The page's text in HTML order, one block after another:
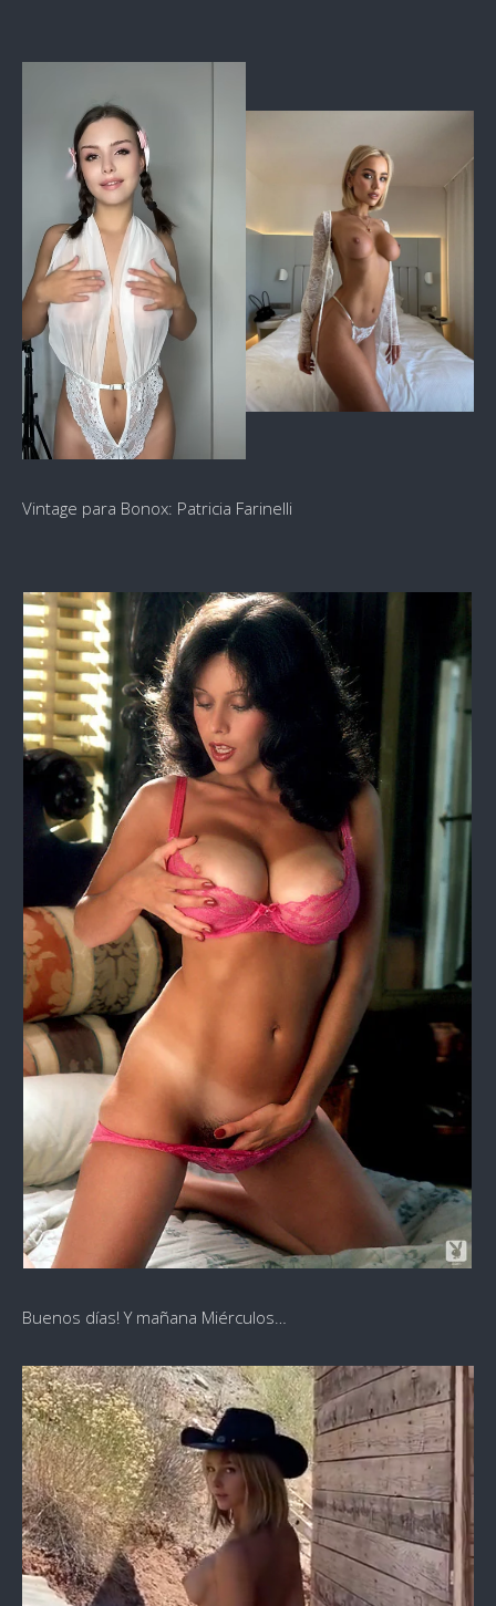
Vintage para Bonox: Patricia Farinelli
Buenos días! Y mañana Miérculos…